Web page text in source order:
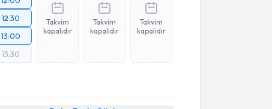
12:30
13:00
13:30
Takvim
kapalıdır
Takvim
kapalıdır
Takvim
kapalıdır